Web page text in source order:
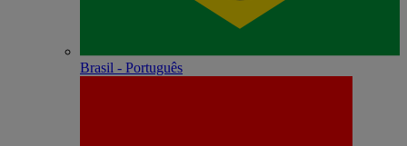
Brasil - Português